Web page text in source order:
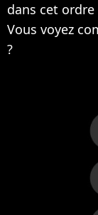
dans cet
Vous voyez
?